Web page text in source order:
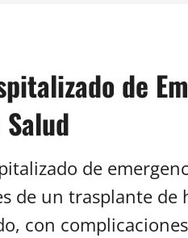
de
de
de un trasplante de
con